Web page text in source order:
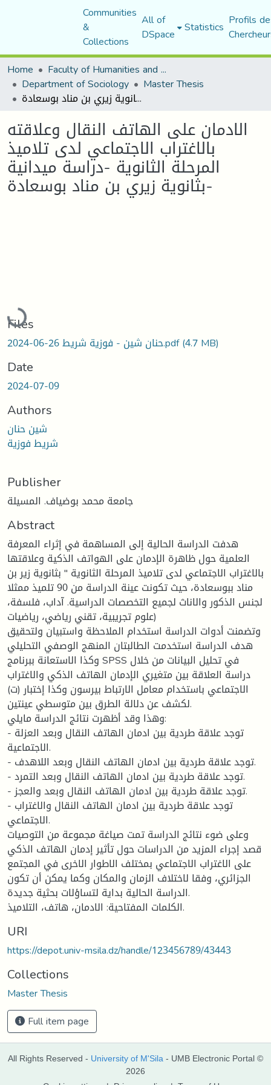
Communities
&
Collections
All of
DSpace Statistics Profils
Home
Faculty of Humanities and Social Sciences
Department of Sociology Master Thesis
الادمان على الهاتف النقال وعلاقته بالاغتراب الاجتماعي لدى تلاميذ المرحلة الثانوية -دراسة ميدانية بثانوية زيري بن مناد بوسعادة-
الادمان على الهاتف النقال وعلاقته
بالاغتراب الاجتماعي لدى تلاميذ
المرحلة الثانوية -دراسة ميدانية
بثانوية زيري بن مناد بوسعادة-
Loading...
Files
حنان شين - فوزية شريط 26-06-2024.pdf(4.7 MB)
Date
2024-07-09
Authors
شين حنان
شريط فوزية
Publisher
جامعة محمد بوضياف. المسيلة
Abstract
هدفت الدراسة الحالية إلى المساهمة في إثراء المعرفة
العلمية حول ظاهرة الإدمان على الهواتف الذكية وعلاقتها
بالاغتراب الاجتماعي لدى تلاميذ المرحلة الثانوية " بثانوية زير بن
مناد ببوسعادة، حيث تكونت عينة الدراسة من 90 تلميذ ممثلا
لجنس الذكور والاناث لجميع التخصصات الدراسية. آداب، فلسفة،
علوم تجريبية، تقني رياضي، رياضيات)
وتضمنت أدوات الدراسة استخدام الملاحظة واستبيان ولتحقيق
هدف الدراسة استخدمت الطالبتان المنهج الوصفي التحليلي
وكذا الاستعانة ببرنامج SPSS في تحليل البيانات من خلال
دراسة العلاقة بين متغيري الإدمان الهاتف الذكي والاغتراب
الاجتماعي باستخدام معامل الارتباط بيرسون وكذا إختبار (ت)
لكشف عن دلالة الطرق بين متوسطي عينتين.
وهذا وقد أظهرت نتائج الدراسة مايلي:
- توجد علاقة طردية بين ادمان الهاتف النقال وبعد العزلة
الاجتماعية.
- توجد علاقة طردية بين ادمان الهاتف النقال وبعد اللاهدف.
- توجد علاقة طردية بين ادمان الهاتف النقال وبعد التمرد.
- توجد علاقة طردية بين ادمان الهاتف النقال وبعد والعجز.
- توجد علاقة طردية بين ادمان الهاتف النقال والاغتراب
الاجتماعي.
وعلى ضوء نتائج الدراسة تمت صياغة مجموعة من التوصيات
قصد إجراء المزيد من الدراسات حول تأثير إدمان الهاتف الذكي
على الاغتراب الاجتماعي بمختلف الاطوار الاخرى في المجتمع
الجزائري، وفقا لاختلاف الزمان والمكان وكما يمكن أن تكون
الدراسة الحالية بداية لتساؤلات بحثية جديدة.
الكلمات المفتاحية: الادمان، هاتف، التلاميذ.
URI
https://depot.univ-msila.dz/handle/123456789/43443
Collections
Master Thesis
Full item page
All Rights Reserved - University of M'Sila - UMB Electronic Portal ©
2026